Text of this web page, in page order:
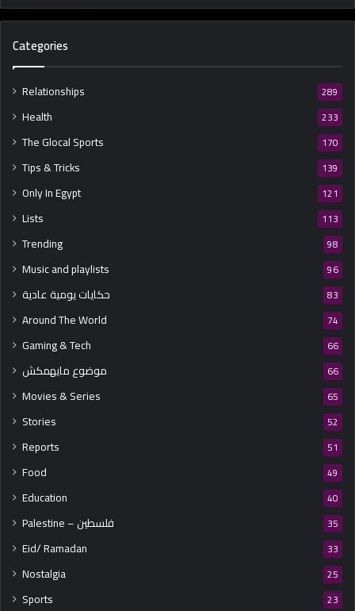
Categories
Relationships 289
Health 233
The Glocal Sports 170
Tips & Tricks 139
Only In Egypt 121
Lists 113
Trending 98
Music and playlists 96
حكايات يومية عادية 83
Around The World 74
Gaming & Tech 66
موضوع مايهمكش 66
Movies & Series 65
Stories 52
Reports 51
Food 49
Education 40
Palestine – فلسطين 35
Eid/ Ramadan 33
Nostalgia 25
Sports 23